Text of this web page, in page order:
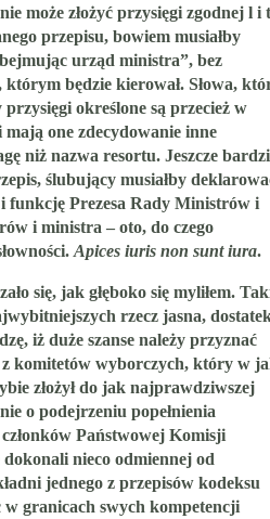
może złożyć przysięgi zgodnej l i
przepisu, bowiem musiałby
urząd ministra”, bez
będzie kierował. Słowa,
określone są przecież w
one zdecydowanie inne
niż nazwa resortu. Jeszcze
ślubujący musiałby
funkcję Prezesa Rady Ministrów i
i ministra – oto, do czego
Apices iuris non sunt iura.
się, jak głęboko się myliłem.
rzecz jasna,
iż duże szanse należy przyznać
z komitetów wyborczych, który w
złożył do jak najprawdziwszej
o podejrzeniu popełnienia
Państwowej Komisji
nieco odmiennej od
jednego z przepisów kodeksu
w granicach swych kompetencji